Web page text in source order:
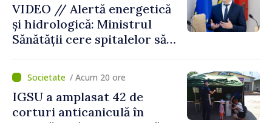
VIDEO // Alertă energetică
și hidrologică: Ministrul
Sănătății cere spitalelor să-și
pentru situații excepționale
/ Acum 20 ore
IGSU a amplasat 42 de
corturi anticaniculă în